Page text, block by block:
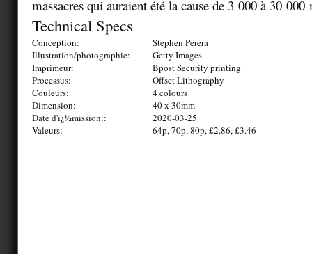
massacres qui auraient été la cause de 3 000 à 30 000
Technical Specs
Conception:
Stephen Perera
Illustration/photographie:
Getty Images
Imprimeur:
Bpost Security printing
Processus:
Offset Lithography
Couleurs:
4 colours
Dimension:
40 x 30mm
Date d'ï¿½mission::
2020-03-25
Valeurs:
64p, 70p, 80p, £2.86, £3.46